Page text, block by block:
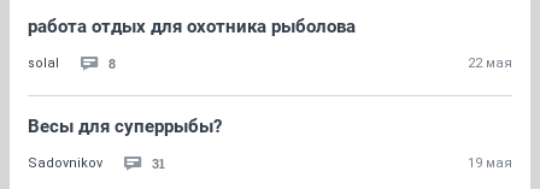
работа отдых для охотника рыболова
solal 8 22 мая
Весы для суперрыбы?
Sadovnikov 31 19 мая